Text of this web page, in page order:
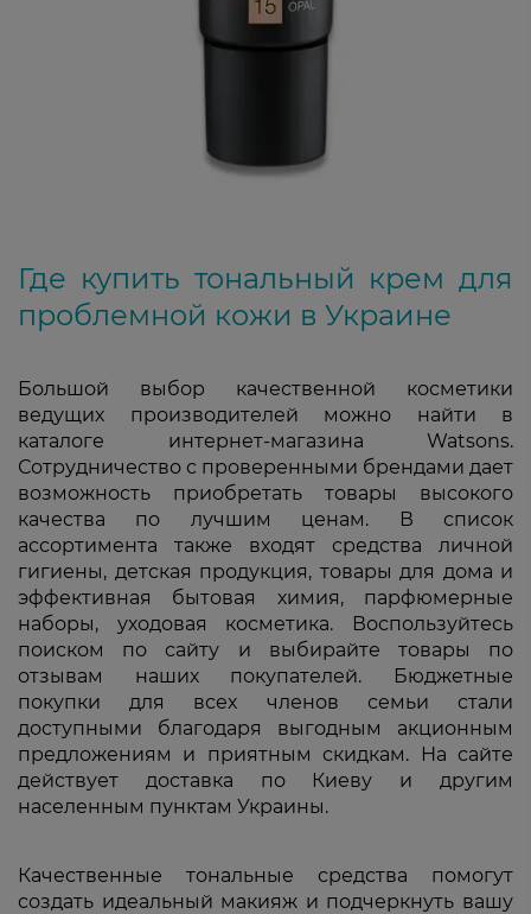
Где купить тональный крем для
проблемной кожи в Украине
Большой выбор качественной косметики
ведущих производителей можно найти в
каталоге интернет-магазина Watsons.
Сотрудничество с проверенными брендами дает
возможность приобретать товары высокого
качества по лучшим ценам. В список
ассортимента также входят средства личной
гигиены, детская продукция, товары для дома и
эффективная бытовая химия, парфюмерные
наборы, уходовая косметика. Воспользуйтесь
поиском по сайту и выбирайте товары по
отзывам наших покупателей. Бюджетные
покупки для всех членов семьи стали
доступными благодаря выгодным акционным
предложениям и приятным скидкам. На сайте
действует доставка по Киеву и другим
населенным пунктам Украины.
Качественные тональные средства помогут
создать идеальный макияж и подчеркнуть вашу